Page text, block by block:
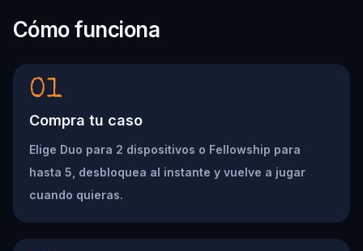
Cómo funciona
01
Compra tu caso
Elige Duo para 2 dispositivos o Fellowship para
hasta 5, desbloquea al instante y vuelve a jugar
cuando quieras.